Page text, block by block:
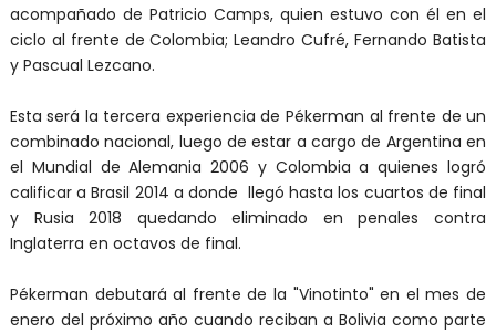
acompañado de Patricio Camps, quien estuvo con él en el
ciclo al frente de Colombia; Leandro Cufré, Fernando Batista
y Pascual Lezcano.
Esta será la tercera experiencia de Pékerman al frente de un
combinado nacional, luego de estar a cargo de Argentina en
el Mundial de Alemania 2006 y Colombia a quienes logró
calificar a Brasil 2014 a donde llegó hasta los cuartos de final
y Rusia 2018 quedando eliminado en penales contra
Inglaterra en octavos de final.
Pékerman debutará al frente de la "Vinotinto" en el mes de
enero del próximo año cuando reciban a Bolivia como parte